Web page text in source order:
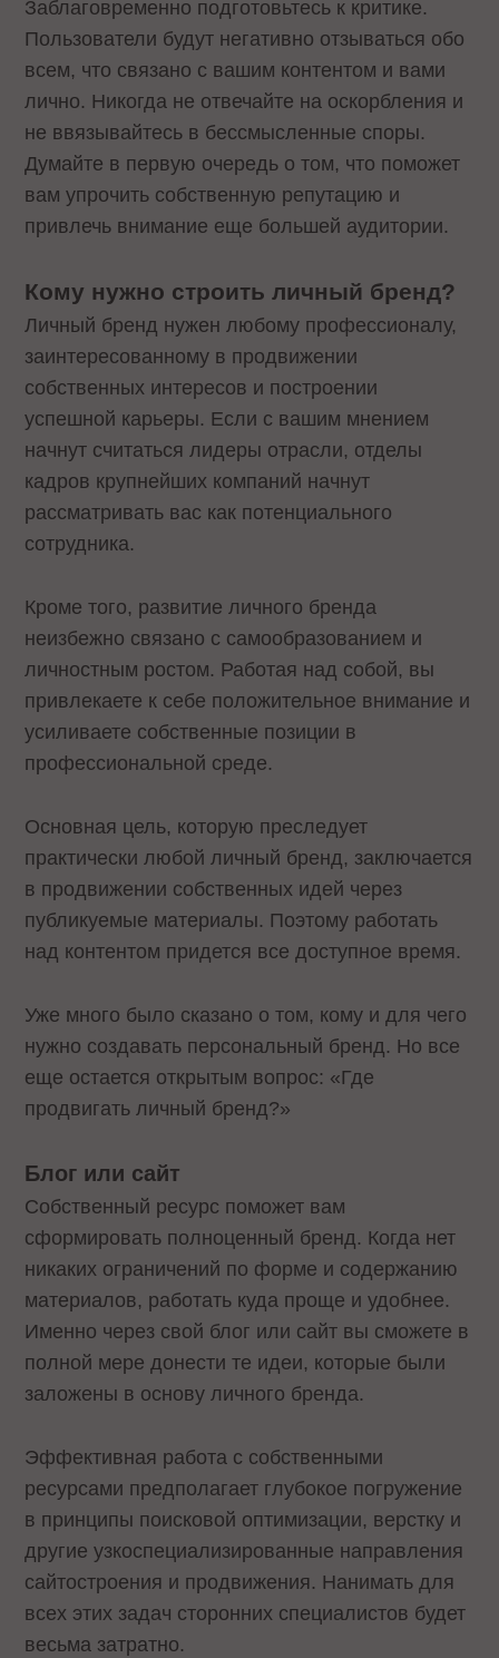
Заблаговременно подготовьтесь к критике.
Пользователи будут негативно отзываться обо
всем, что связано с вашим контентом и вами
лично. Никогда не отвечайте на оскорбления и
не ввязывайтесь в бессмысленные споры.
Думайте в первую очередь о том, что поможет
вам упрочить собственную репутацию и
привлечь внимание еще большей аудитории.
Кому нужно строить личный бренд?
Личный бренд нужен любому профессионалу,
заинтересованному в продвижении
собственных интересов и построении
успешной карьеры. Если с вашим мнением
начнут считаться лидеры отрасли, отделы
кадров крупнейших компаний начнут
рассматривать вас как потенциального
сотрудника.
Кроме того, развитие личного бренда
неизбежно связано с самообразованием и
личностным ростом. Работая над собой, вы
привлекаете к себе положительное внимание и
усиливаете собственные позиции в
профессиональной среде.
Основная цель, которую преследует
практически любой личный бренд, заключается
в продвижении собственных идей через
публикуемые материалы. Поэтому работать
над контентом придется все доступное время.
Уже много было сказано о том, кому и для чего
нужно создавать персональный бренд. Но все
еще остается открытым вопрос: «Где
продвигать личный бренд?»
Блог или сайт
Собственный ресурс поможет вам
сформировать полноценный бренд. Когда нет
никаких ограничений по форме и содержанию
материалов, работать куда проще и удобнее.
Именно через свой блог или сайт вы сможете в
полной мере донести те идеи, которые были
заложены в основу личного бренда.
Эффективная работа с собственными
ресурсами предполагает глубокое погружение
в принципы поисковой оптимизации, верстку и
другие узкоспециализированные направления
сайтостроения и продвижения. Нанимать для
всех этих задач сторонних специалистов будет
весьма затратно.